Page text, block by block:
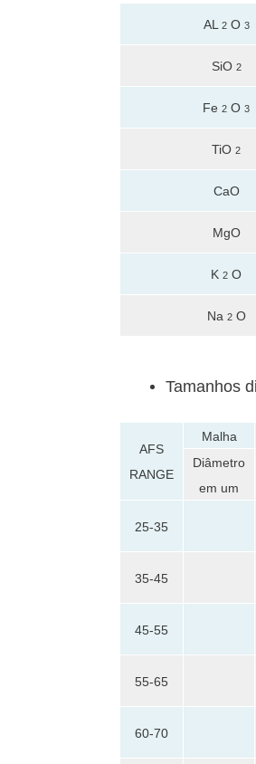
AL 2O 3
SiO 2
Fe 2 O 3
TiO 2
CaO
MgO
K 2 O
Na 2O
Tamanhos
AFS
RANGE
Malha
Diâmetro
em um
25-35
35-45
45-55
55-65
60-70